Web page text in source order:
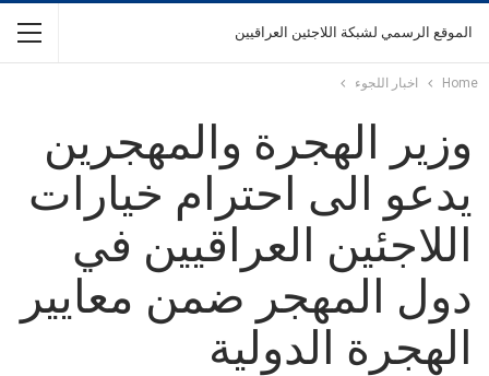
الموقع الرسمي لشبكة اللاجئين العراقيين
Home اخبار اللجوء
وزير الهجرة والمهجرين
يدعو الى احترام خيارات
اللاجئين العراقيين في
دول المهجر ضمن معايير
الهجرة الدولية